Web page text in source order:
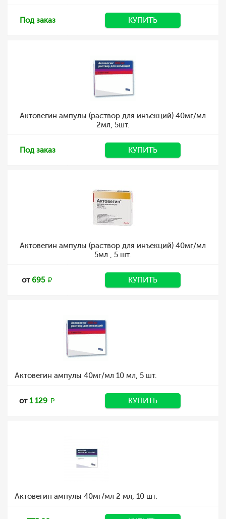
Под заказ КУПИТЬ
Актовегин ампулы (раствор для инъекций) 40мг/мл
2мл, 5шт.
Под заказ КУПИТЬ
Актовегин ампулы (раствор для инъекций) 40мг/мл
5мл , 5 шт.
от695 КУПИТЬ
Актовегин ампулы 40мг/мл 10 мл, 5 шт.
от1 129 КУПИТЬ
Актовегин ампулы 40мг/мл 2 мл, 10 шт.